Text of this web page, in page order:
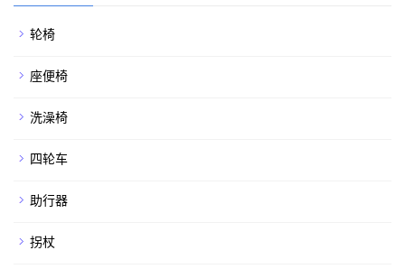
轮椅
座便椅
洗澡椅
四轮车
助行器
拐杖